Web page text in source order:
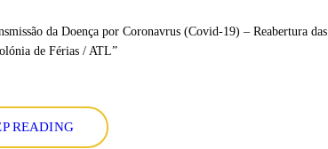
da Doença por Coronavrus (Covid-19) – Reabertura das
de Férias / ATL”
READING